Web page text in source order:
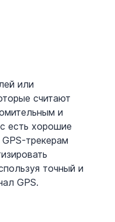
или
считают
и
есть хорошие
трекерам
точный и
GPS.